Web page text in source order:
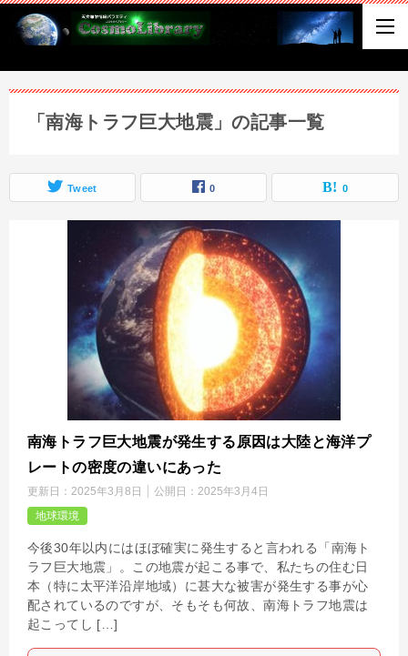
「南海トラフ巨大地震」の記事一覧
Tweet 0 0
南海トラフ巨大地震が発生する原因は大陸と海洋プ
レートの密度の違いにあった
更新日： 2025年3月8日 公開日： 2025年3月4日
地球環境
今後30年以内にはほぼ確実に発生すると言われる「南海ト
ラフ巨大地震」。この地震が起こる事で、私たちの住む日
本（特に太平洋沿岸地域）に甚大な被害が発生する事が心
配されているのですが、そもそも何故、南海トラフ地震は
起こってし […]